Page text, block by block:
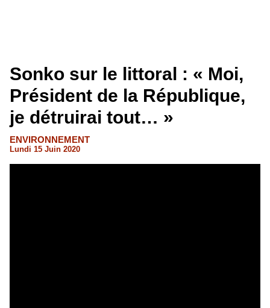
Sonko sur le littoral : « Moi,
Président de la République,
je détruirai tout… »
ENVIRONNEMENT
Lundi 15 Juin 2020